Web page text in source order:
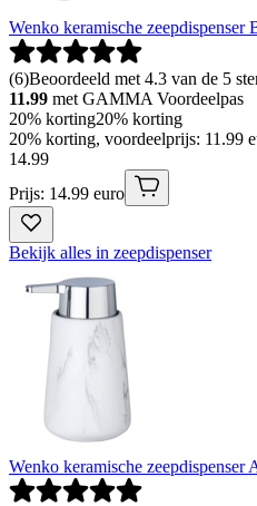
Wenko keramische zeepdispenser
(6)Beoordeeld met 4.3 van de 5
11.99 met GAMMA Voordeelpas
20% korting20% korting
20% korting, voordeelprijs: 11.99
14.99
Prijs: 14.99 euro
Bekijk alles in zeepdispenser
Wenko keramische zeepdispenser